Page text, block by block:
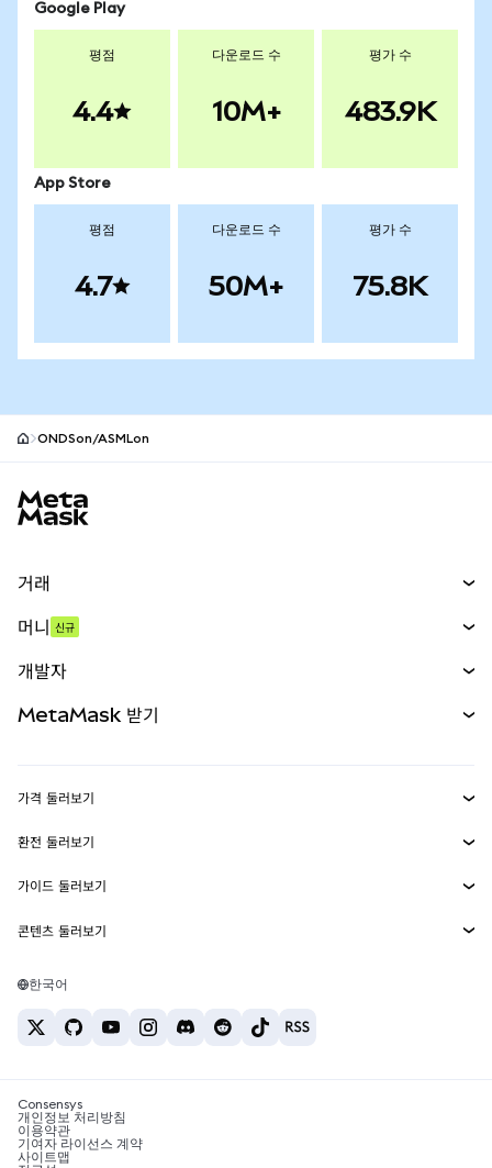
Google Play
평점
4.4
다운로드 수
10M+
평가 수
483.9K
App Store
평점
4.7
다운로드 수
50M+
평가 수
75.8K
ONDSon/ASMLon
거래
무기한 선물
실물자산
머니 신규
개발자
MetaMask Connect
Snaps
웹3 서비스
MetaMask 받기
보안
고객 지원
채용
가격 둘러보기
이더리움 가격
솔라나 가격
테더 가격
환전 둘러보기
ETH를 USD로 환전
USDT를 INR로 환전
BTC를 INR로 환전
ETH를 USDT로 환전
가이드 둘러보기
ETH 매수
USDT 매수
SHIB 매수
BNB 매수
콘텐츠 둘러보기
솔라나 지갑
암호화폐 세금 뉴스
암호화폐 매수 방법
한국어
Consensys
개인정보 처리방침
이용약관
기여자 라이선스 계약
사이트맵